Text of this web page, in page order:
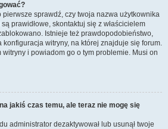
pierwsze sprawdź, czy twoja nazwa użytkownika
prawidłowe, skontaktuj się z właścicielem
Istnieje też prawdopodobieństwo,
konfiguracja witryny, na której znajduje się forum.
witryny i powiadom go o tym problemie. Musi on
jakiś czas temu, ale teraz nie mogę się
administrator dezaktywował lub usunął twoje